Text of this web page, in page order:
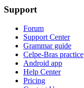
Support
Forum
Support Center
Grammar guide
Celpe-Bras practice
Android app
Help Center
Pricing